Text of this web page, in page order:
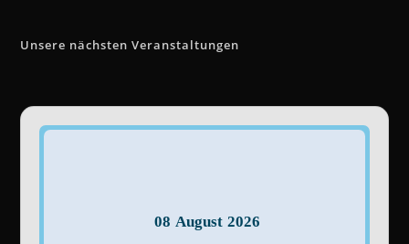
Unsere nächsten Veranstaltungen
08 August 2026